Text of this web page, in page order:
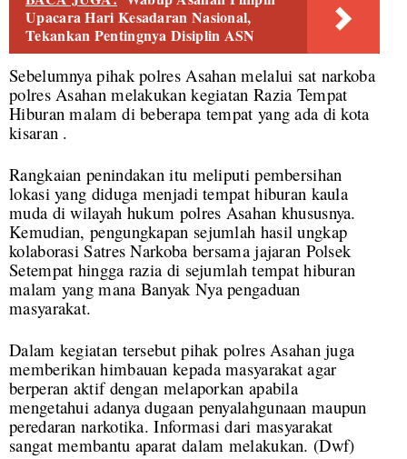
Upacara Hari Kesadaran Nasional,
Tekankan Pentingnya Disiplin ASN
Sebelumnya pihak polres Asahan melalui sat narkoba
polres Asahan melakukan kegiatan Razia Tempat
Hiburan malam di beberapa tempat yang ada di kota
kisaran .
Rangkaian penindakan itu meliputi pembersihan
lokasi yang diduga menjadi tempat hiburan kaula
muda di wilayah hukum polres Asahan khususnya.
Kemudian, pengungkapan sejumlah hasil ungkap
kolaborasi Satres Narkoba bersama jajaran Polsek
Setempat hingga razia di sejumlah tempat hiburan
malam yang mana Banyak Nya pengaduan
masyarakat.
Dalam kegiatan tersebut pihak polres Asahan juga
memberikan himbauan kepada masyarakat agar
berperan aktif dengan melaporkan apabila
mengetahui adanya dugaan penyalahgunaan maupun
peredaran narkotika. Informasi dari masyarakat
sangat membantu aparat dalam melakukan. (Dwf)